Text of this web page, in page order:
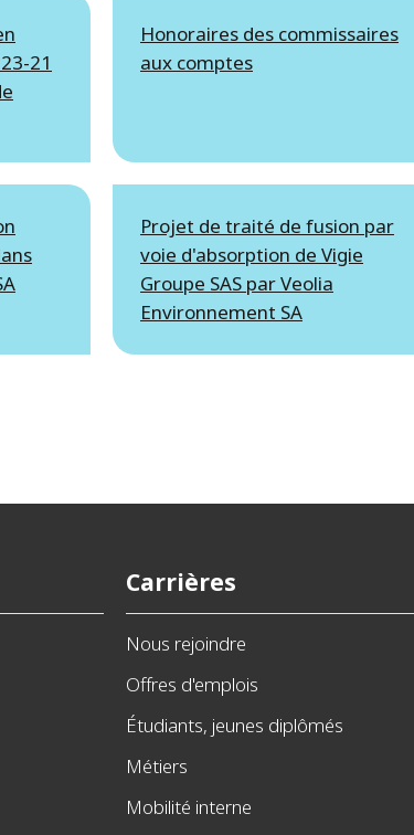
21
Honoraires des commissaires
aux comptes
Projet de traité de fusion par
voie d'absorption de Vigie
Groupe SAS par Veolia
Environnement SA
Carrières
Nous rejoindre
Offres d'emplois
Étudiants, jeunes diplômés
Métiers
Mobilité interne